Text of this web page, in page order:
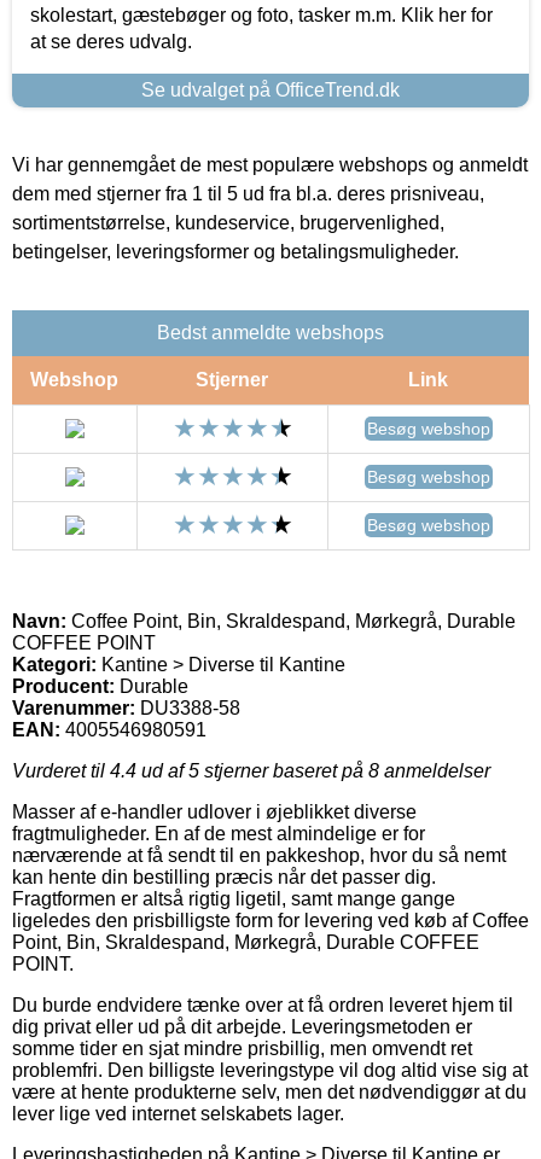
skolestart, gæstebøger og foto, tasker m.m. Klik her for
at se deres udvalg.
Se udvalget på OfficeTrend.dk
Vi har gennemgået de mest populære webshops og anmeldt
dem med stjerner fra 1 til 5 ud fra bl.a. deres prisniveau,
sortimentstørrelse, kundeservice, brugervenlighed,
betingelser, leveringsformer og betalingsmuligheder.
Bedst anmeldte webshops
Webshop Stjerner Link
Besøg webshop
Besøg webshop
Besøg webshop
Navn: Coffee Point, Bin, Skraldespand, Mørkegrå, Durable
COFFEE POINT
Kategori: Kantine > Diverse til Kantine
Producent: Durable
Varenummer: DU3388-58
EAN: 4005546980591
Vurderet til 4.4 ud af 5 stjerner baseret på 8 anmeldelser
Masser af e-handler udlover i øjeblikket diverse
fragtmuligheder. En af de mest almindelige er for
nærværende at få sendt til en pakkeshop, hvor du så nemt
kan hente din bestilling præcis når det passer dig.
Fragtformen er altså rigtig ligetil, samt mange gange
ligeledes den prisbilligste form for levering ved køb af Coffee
Point, Bin, Skraldespand, Mørkegrå, Durable COFFEE
POINT.
Du burde endvidere tænke over at få ordren leveret hjem til
dig privat eller ud på dit arbejde. Leveringsmetoden er
somme tider en sjat mindre prisbillig, men omvendt ret
problemfri. Den billigste leveringstype vil dog altid vise sig at
være at hente produkterne selv, men det nødvendiggør at du
lever lige ved internet selskabets lager.
Leveringshastigheden på Kantine > Diverse til Kantine er